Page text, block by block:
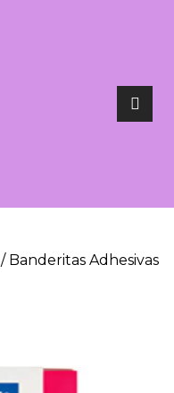
/ Banderitas Adhesivas